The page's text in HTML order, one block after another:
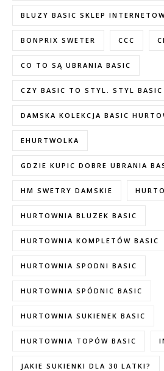
BLUZY BASIC SKLEP
BONPRIX SWETER CCC
CO TO SĄ UBRANIA BASIC
CZY BASIC TO STYL. STYL BASIC
DAMSKA KOLEKCJA BASIC
EHURTWOLKA
GDZIE KUPIC DOBRE UBRANIA
HM SWETRY DAMSKIE
HURTOWNIA BLUZEK BASIC
HURTOWNIA KOMPLETÓW BASIC
HURTOWNIA SPODNI BASIC
HURTOWNIA SPÓDNIC BASIC
HURTOWNIA SUKIENEK BASIC
HURTOWNIA TOPÓW BASIC
JAKIE SUKIENKI DLA 30 LATKI?